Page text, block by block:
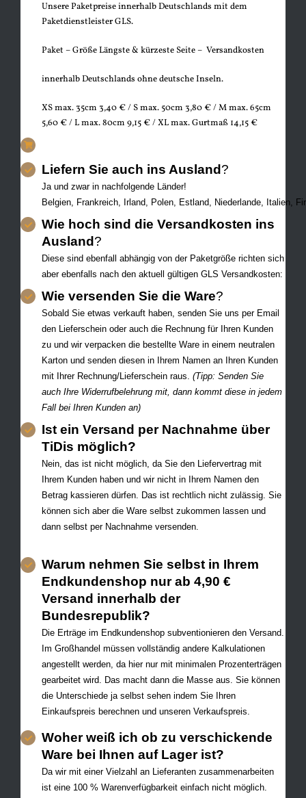
Unsere Paketpreise innerhalb Deutschlands mit dem
Paketdienstleister GLS.
Paket – Größe Längste & kürzeste Seite – Versandkosten
innerhalb Deutschlands ohne deutsche Inseln.
XS max. 35cm 3,40 € / S max. 50cm 3,80 € /M max. 65cm
5,60 € /L max. 80cm 9,15 € /XL max. Gurtmaß 14,15 €
Liefern Sie auch ins Ausland ?
Ja und zwar in nachfolgende Länder!
Belgien, Frankreich, Irland, Polen, Estland, Niederlande, Italien,
Wie hoch sind die Versandkosten ins
Ausland ?
Diese sind ebenfall abhängig von der Paketgröße richten sich
aber ebenfalls nach den aktuell gültigen GLS Versandkosten:
Wie versenden Sie die Ware?
Sobald Sie etwas verkauft haben, senden Sie uns per Email
den Lieferschein oder auch die Rechnung für Ihren Kunden
zu und wir verpacken die bestellte Ware in einem neutralen
Karton und senden diesen in Ihrem Namen an Ihren Kunden
mit Ihrer Rechnung/Lieferschein raus.(Tipp: Senden Sie
auch Ihre Widerrufbelehrung mit, dann kommt diese in jedem
Fall bei Ihren Kunden an)
Ist ein Versand per Nachnahme über
TiDis möglich?
Nein, das ist nicht möglich, da Sie den Liefervertrag mit
Ihrem Kunden haben und wir nicht in Ihrem Namen den
Betrag kassieren dürfen. Das ist rechtlich nicht zulässig. Sie
können sich aber die Ware selbst zukommen lassen und
dann selbst per Nachnahme versenden.
Warum nehmen Sie selbst in Ihrem
Endkundenshop nur ab 4,90 €
Versand innerhalb der
Bundesrepublik?
Die Erträge im Endkundenshop subventionieren den Versand.
Im Großhandel müssen vollständig andere Kalkulationen
angestellt werden, da hier nur mit minimalen Prozenterträgen
gearbeitet wird. Das macht dann die Masse aus. Sie können
die Unterschiede ja selbst sehen indem Sie Ihren
Einkaufspreis berechnen und unseren Verkaufspreis.
Woher weiß ich ob zu verschickende
Ware bei Ihnen auf Lager ist?
Da wir mit einer Vielzahl an Lieferanten zusammenarbeiten
ist eine 100 % Warenverfügbarkeit einfach nicht möglich.